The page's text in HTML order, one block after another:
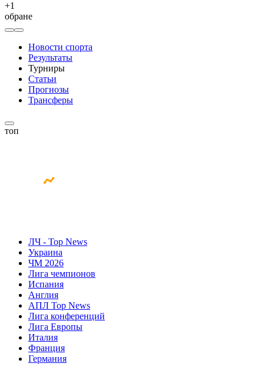
+1
обране
Новости спорта
Результаты
Турниры
Статьи
Прогнозы
Трансферы
топ
ЛЧ - Top News
Украина
ЧМ 2026
Лига чемпионов
Испания
Англия
АПЛ Top News
Лига конференций
Лига Европы
Италия
Франция
Германия